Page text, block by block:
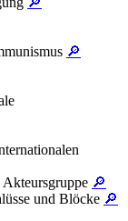
🔎
Akteursgruppe 🔎
und Blöcke 🔎